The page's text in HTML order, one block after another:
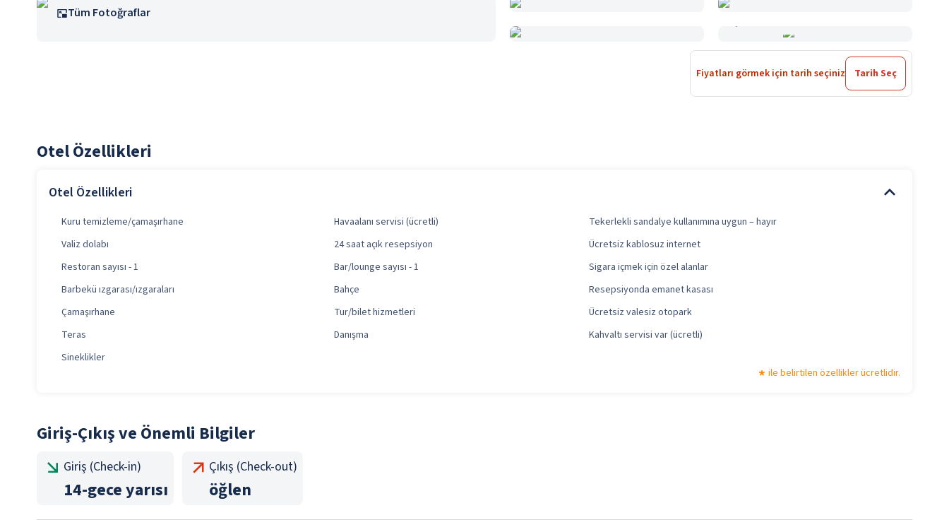
Tüm Fotoğraflar
Fiyatları görmek için tarih seçiniz Tarih Seç
Otel Özellikleri
Otel Özellikleri
Kuru temizleme/çamaşırhane Havaalanı servisi (ücretli)
Tekerlekli sandalye kullanımına uygun – hayır
Valiz dolabı
24 saat açık resepsiyon
Ücretsiz kablosuz internet
Restoran sayısı - 1
Bar/lounge sayısı - 1
Sigara içmek için özel alanlar
Barbekü ızgarası/ızgaraları
Bahçe
Resepsiyonda emanet kasası
Çamaşırhane
Tur/bilet hizmetleri
Ücretsiz valesiz otopark
Teras
Danışma
Kahvaltı servisi var (ücretli)
Sineklikler
ile belirtilen özellikler ücretlidir.
Giriş-Çıkış ve Önemli Bilgiler
Giriş (Check-in)
14-gece yarısı
Çıkış (Check-out)
öğlen